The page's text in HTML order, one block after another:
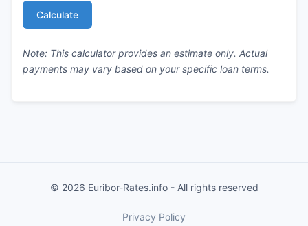
Calculate
Note: This calculator provides an estimate only. Actual
payments may vary based on your specific loan terms.
© 2026 Euribor-Rates.info - All rights reserved
Privacy Policy